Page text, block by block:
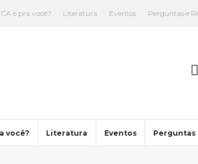
é pra você? Literatura Eventos Perguntas e
você? Literatura Eventos Perguntas